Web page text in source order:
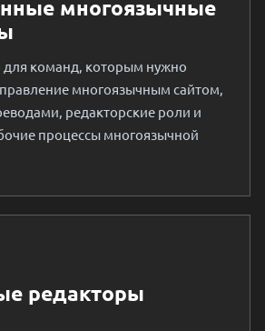
многоязычные
команд, которым нужно
многоязычным сайтом,
редакторские роли и
процессы многоязычной
редакторы